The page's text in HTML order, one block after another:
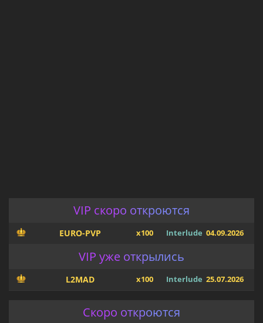
VIP скоро откроются
EURO-PVP x100 Interlude 04.09.2026
VIP уже открылись
L2MAD x100 Interlude 25.07.2026
Скоро откроются